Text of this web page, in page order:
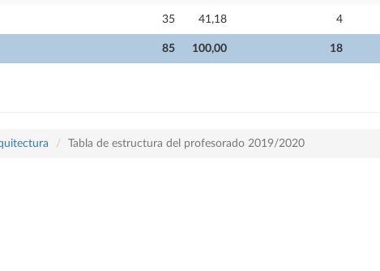
85 100,00 18
35 41,18 4
Tabla de estructura del profesorado 2019/2020